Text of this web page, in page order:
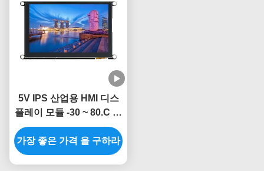
5V IPS 산업용 HMI 디스
플레이 모듈 -30 ~ 80.C 온
도 범위
가장 좋은 가격 을 구하라